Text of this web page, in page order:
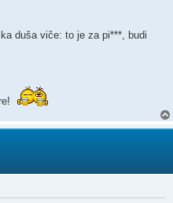
duša viče: to je za pi***, budi